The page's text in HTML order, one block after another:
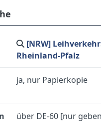
[NRW]
Rheinland-Pfalz
ja, nur Papierkopie
über DE-60 [nur